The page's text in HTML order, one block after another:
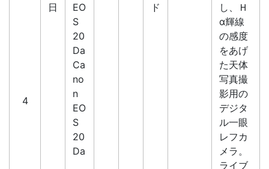
4
日
EO
S
20
Da
Ca
no
n
EO
S
20
Da
ド
し、Ｈ
α輝線
の感度
をあげ
た天体
写真撮
影用の
デジタ
ル一眼
レフカ
メラ。
ライブ